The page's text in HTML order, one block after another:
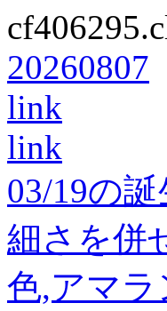
20260807
link
link
03/19の
細さを併
色,アマ